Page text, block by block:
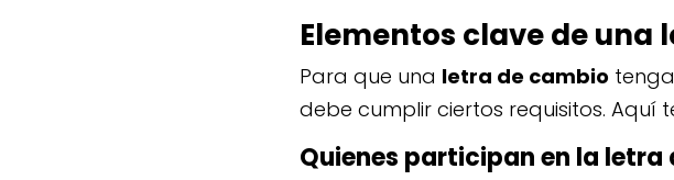
Elementos clave de una
Para que una letra de cambio
debe cumplir ciertos requisitos. Aquí
Quienes participan en la letra